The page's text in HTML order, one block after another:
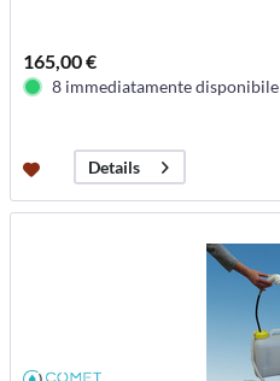
165,00 €
8 immediatamente disponibile
Details